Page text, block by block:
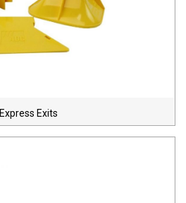
Express Exits